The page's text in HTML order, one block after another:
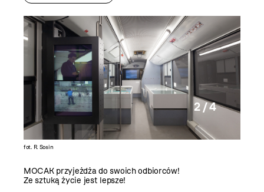
fot. R. Sosin
2 / 4
MOCAK przyjeżdża do swoich odbiorców!
Ze sztuką życie jest lepsze!